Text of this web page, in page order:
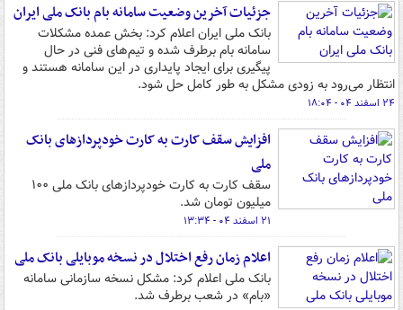
جزئیات آخرین وضعیت سامانه بام بانک ملی ایران
بانک ملی ایران اعلام کرد: بخش عمده مشکلات
سامانه بام برطرف شده و تیم‌های فنی در حال
پیگیری برای ایجاد پایداری در این سامانه هستند و
انتظار می‌رود به زودی مشکل به طور کامل حل شود.
۲۴ اسفند ۰۴ - ۱۸:۰۴
افزایش سقف کارت به کارت خودپردازهای بانک
ملی
سقف کارت به کارت خودپردازهای بانک ملی ۱۰۰
میلیون تومان شد.
۲۱ اسفند ۰۴ - ۱۳:۳۴
اعلام زمان رفع اختلال در نسخه موبایلی بانک ملی
بانک ملی اعلام کرد: مشکل نسخه سازمانی سامانه
«بام» در شعب برطرف شد.